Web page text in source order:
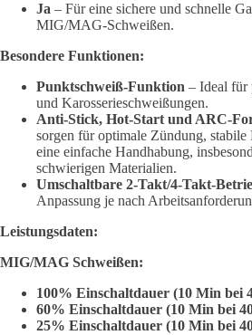
Ja – Für eine sichere und schnelle
MIG/MAG-Schweißen.
Besondere Funktionen:
Punktschweiß-Funktion – Ideal für
und Karosserieschweißungen.
Anti-Stick, Hot-Start und ARC-
sorgen für optimale Zündung,
eine einfache Handhabung,
schwierigen Materialien.
Umschaltbare 2-Takt/4-Takt-
Anpassung je nach
Leistungsdaten:
MIG/MAG Schweißen:
100% Einschaltdauer (10 Min bei
60% Einschaltdauer (10 Min bei
25% Einschaltdauer (10 Min bei